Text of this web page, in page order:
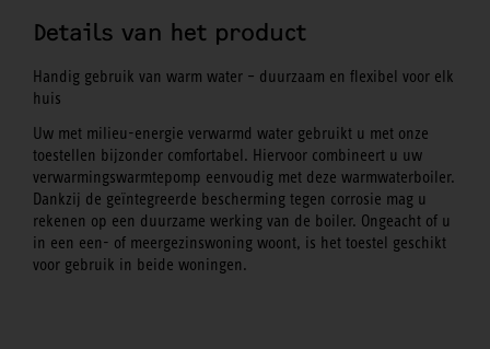
Details van het product
Handig gebruik van warm water – duurzaam en flexibel voor elk
huis
Uw met milieu-energie verwarmd water gebruikt u met onze
toestellen bijzonder comfortabel. Hiervoor combineert u uw
verwarmingswarmtepomp eenvoudig met deze warmwaterboiler.
Dankzij de geïntegreerde bescherming tegen corrosie mag u
rekenen op een duurzame werking van de boiler. Ongeacht of u
in een een- of meergezinswoning woont, is het toestel geschikt
voor gebruik in beide woningen.